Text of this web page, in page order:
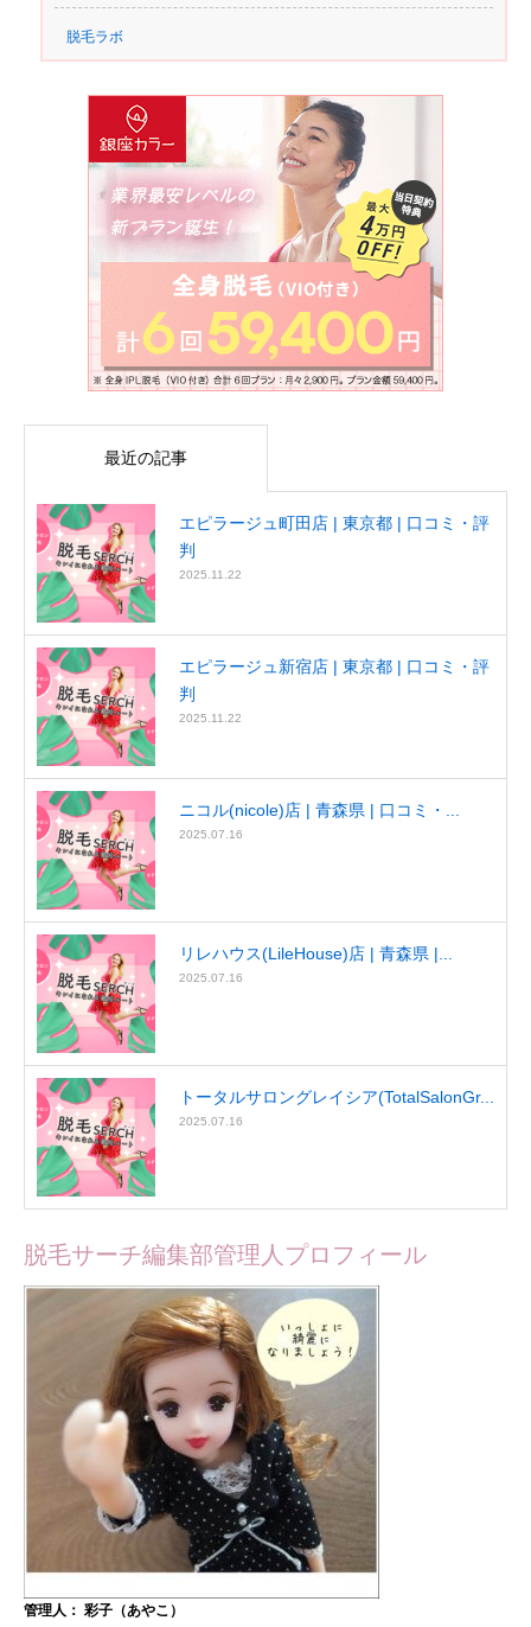
脱毛ラボ
最近の記事
エピラージュ町田店 | 東京都 | 口コミ・評
判
2025.11.22
エピラージュ新宿店 | 東京都 | 口コミ・評
判
2025.11.22
ニコル(nicole)店 | 青森県 | 口コミ・...
2025.07.16
リレハウス(LileHouse)店 | 青森県 |...
2025.07.16
トータルサロングレイシア(TotalSalonGr...
2025.07.16
脱毛サーチ編集部管理人プロフィール
管理人： 彩子（あやこ）